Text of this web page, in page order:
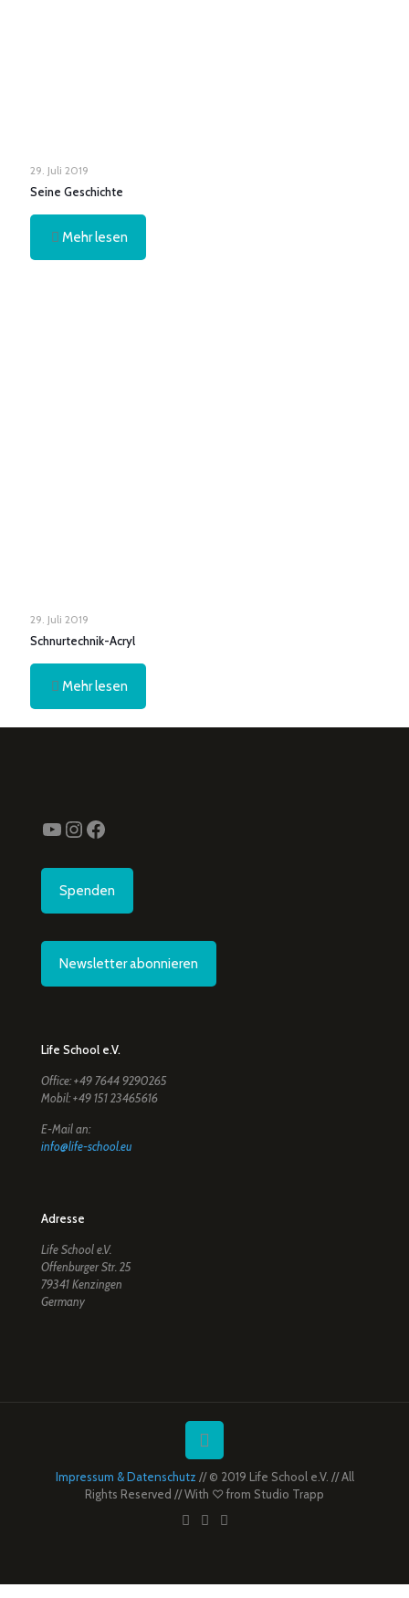
29. Juli 2019
Seine Geschichte
Mehr lesen
29. Juli 2019
Schnurtechnik-Acryl
Mehr lesen
YouTube
Instagram
Facebook
Spenden
Newsletter abonnieren
Life School e.V.
Office: +49 7644 9290265
Mobil: +49 151 23465616
E-Mail an:
info@life-school.eu
Adresse
Life School e.V.
Offenburger Str. 25
79341 Kenzingen
Germany
Impressum & Datenschutz // © 2019 Life School e.V. // All
Rights Reserved // With ♡ from Studio Trapp